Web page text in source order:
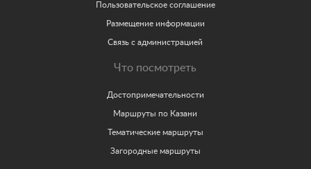
Пользовательское соглашение
Размещение информации
Связь с администрацией
Что посмотреть
Достопримечательности
Маршруты по Казани
Тематические маршруты
Загородные маршруты